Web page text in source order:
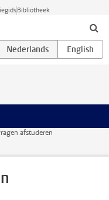
Bibliotheek
afstuderen